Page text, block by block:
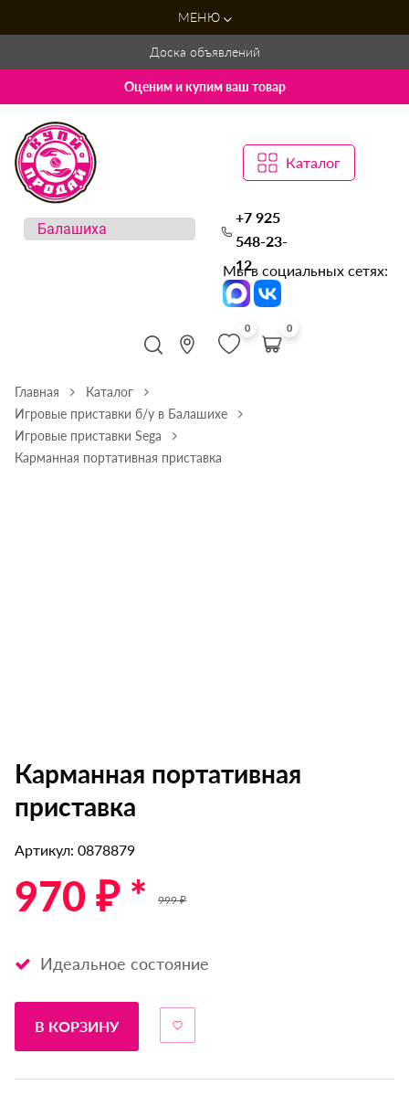
МЕНЮ
Доска объявлений
Оценим и купим ваш товар
Каталог
+7 925
548-23-
12
Мы в социальных сетях:
0 0
Главная
Каталог
Игровые приставки б/у в Балашихе
Игровые приставки Sega
Карманная портативная приставка
Карманная портативная
приставка
Артикул: 0878879
970 ₽ * 999 ₽
Идеальное состояние
В КОРЗИНУ